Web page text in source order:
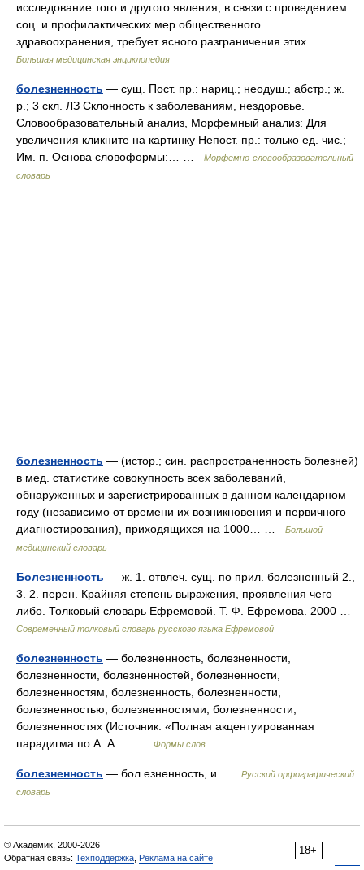
исследование того и другого явления, в связи с проведением
соц. и профилактических мер общественного
здравоохранения, требует ясного разграничения этих… …
Большая медицинская энциклопедия
болезненность — сущ. Пост. пр.: нариц.; неодуш.; абстр.; ж.
р.; 3 скл. ЛЗ Склонность к заболеваниям, нездоровье.
Словообразовательный анализ, Морфемный анализ: Для
увеличения кликните на картинку Непост. пр.: только ед. чис.;
Им. п. Основа словоформы:… …
Морфемно-словообразовательный
словарь
болезненность — (истор.; син. распространенность болезней)
в мед. статистике совокупность всех заболеваний,
обнаруженных и зарегистрированных в данном календарном
году (независимо от времени их возникновения и первичного
диагностирования), приходящихся на 1000… …
Большой
медицинский словарь
Болезненность — ж. 1. отвлеч. сущ. по прил. болезненный 2.,
3. 2. перен. Крайняя степень выражения, проявления чего
либо. Толковый словарь Ефремовой. Т. Ф. Ефремова. 2000 …
Современный толковый словарь русского языка Ефремовой
болезненность — болезненность, болезненности,
болезненности, болезненностей, болезненности,
болезненностям, болезненность, болезненности,
болезненностью, болезненностями, болезненности,
болезненностях (Источник: «Полная акцентуированная
парадигма по А. А.… …
Формы слов
болезненность — бол езненность, и …
Русский орфографический
словарь
18+
© Академик, 2000-2026
Обратная связь: Техподдержка Реклама на сайте